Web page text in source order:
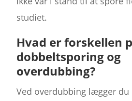
studiet.
Hvad er forskellen
dobbeltsporing og
overdubbing?
Ved overdubbing lægger du